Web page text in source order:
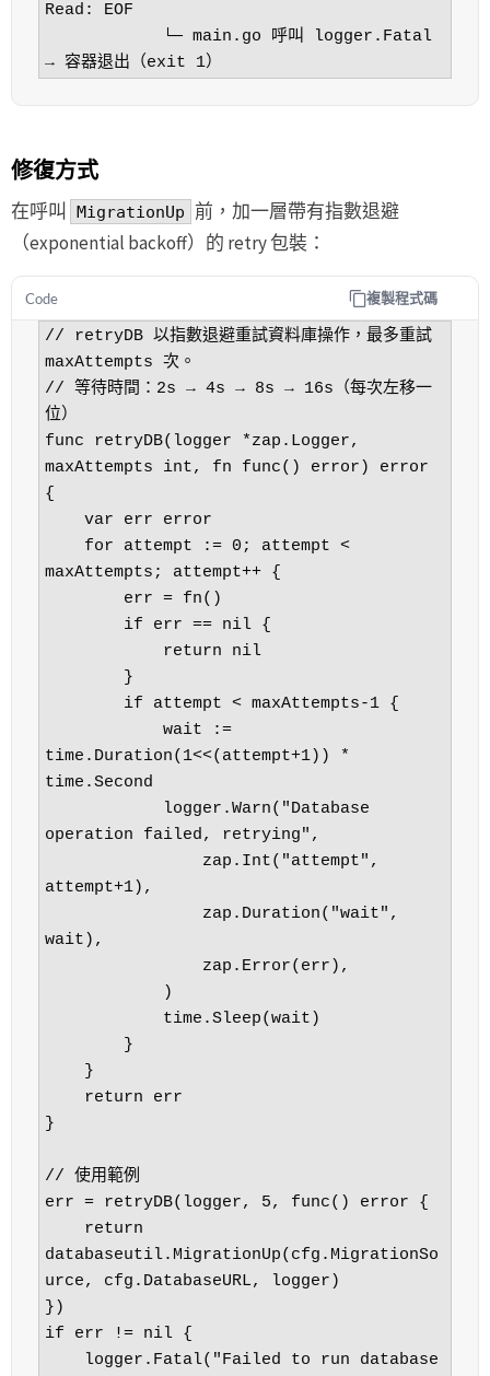
Read: EOF
→ 容器退出（exit 1）
修復方式
在呼叫 MigrationUp
前，加一層帶有指數退避
（exponential backoff）的 retry 包裝：
Code 複製程式碼
// retryDB 以指數退避重試資料庫操作，最多重試
maxAttempts 次。
// 等待時間：2s → 4s → 8s → 16s（每次左移一
位）
func retryDB(logger *zap.Logger,
maxAttempts int, fn func() error) error
{
maxAttempts; attempt++ {
time.Duration(1<<(attempt+1)) *
time.Second
operation failed, retrying",
attempt+1),
wait),
}
// 使用範例
err = retryDB(logger, 5, func() error {
databaseutil.MigrationUp(cfg.MigrationSo
urce, cfg.DatabaseURL, logger)
})
if err != nil {